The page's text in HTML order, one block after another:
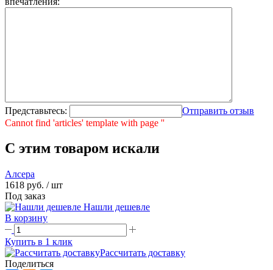
Представьтесь:
Отправить отзыв
Cannot find 'articles' template with page ''
C этим товаром искали
Алсера
1618 руб. / шт
Под заказ
Нашли дешевле
В корзину
Купить в 1 клик
Рассчитать доставку
Поделиться